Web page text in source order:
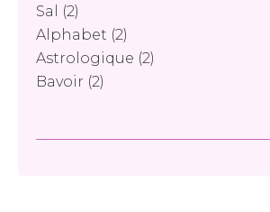
Sal
(2)
Alphabet (2)
Astrologique (2)
Bavoir (2)